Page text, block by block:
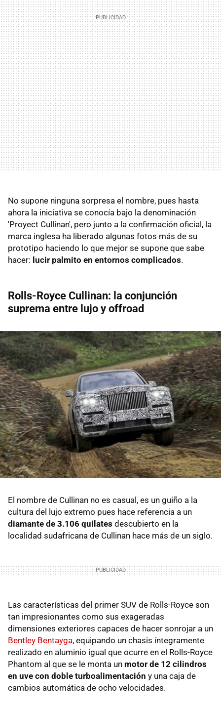
No supone ninguna sorpresa el nombre, pues hasta
ahora la iniciativa se conocía bajo la denominación
'Proyect Cullinan', pero junto a la confirmación oficial, la
marca inglesa ha liberado algunas fotos más de su
prototipo haciendo lo que mejor se supone que sabe
hacer: lucir palmito en entornos complicados.
Rolls-Royce Cullinan: la conjunción
suprema entre lujo y offroad
El nombre de Cullinan no es casual, es un guiño a la
cultura del lujo extremo pues hace referencia a un
diamante de 3.106 quilates descubierto en la
localidad sudafricana de Cullinan hace más de un siglo.
Las características del primer SUV de Rolls-Royce son
tan impresionantes como sus exageradas
dimensiones exteriores capaces de hacer sonrojar a un
Bentley Bentayga, equipando un chasis íntegramente
realizado en aluminio igual que ocurre en el Rolls-Royce
Phantom al que se le monta un motor de 12 cilindros
en uve con doble turboalimentación y una caja de
cambios automática de ocho velocidades.